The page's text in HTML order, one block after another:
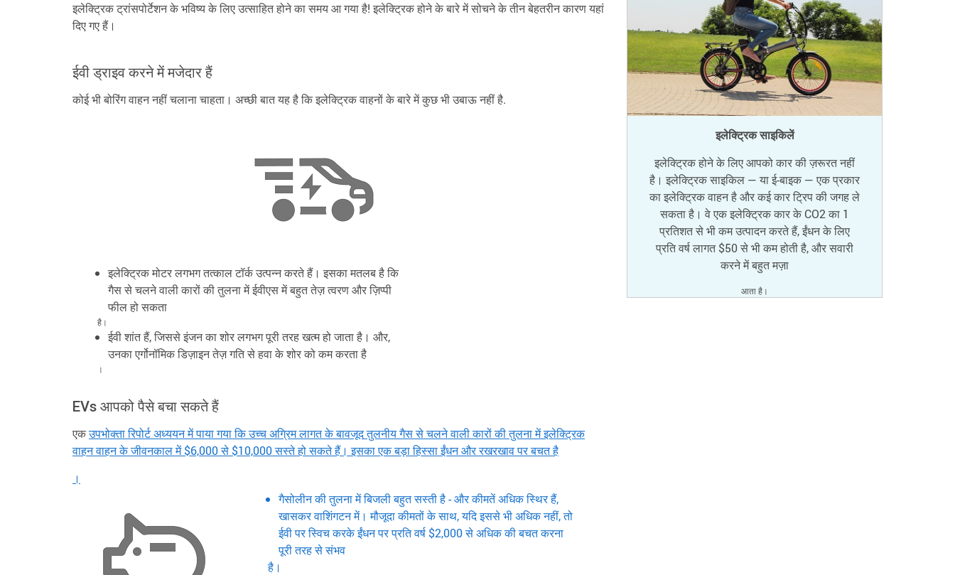
इलेक्ट्रिक ट्रांसपोर्टेशन के भविष्य के लिए उत्साहित होने का समय आ गया है! इलेक्ट्रिक होने के बारे में सोचने के तीन बेहतरीन कारण यहां
दिए गए हैं।
ईवी ड्राइव करने में मजेदार हैं
कोई भी बोरिंग वाहन नहीं चलाना चाहता। अच्छी बात यह है कि इलेक्ट्रिक वाहनों के बारे में कुछ भी उबाऊ नहीं है.
इलेक्ट्रिक मोटर लगभग तत्काल टॉर्क उत्पन्न करते हैं। इसका मतलब है कि
गैस से चलने वाली कारों की तुलना में ईवीएस में बहुत तेज़ त्वरण और ज़िप्पी
फील हो सकता
है।
ईवी शांत हैं, जिससे इंजन का शोर लगभग पूरी तरह खत्म हो जाता है। और,
उनका एर्गोनॉमिक डिज़ाइन तेज़ गति से हवा के शोर को कम करता है
।
EVs आपको पैसे बचा सकते हैं
एकउपभोक्ता रिपोर्ट अध्ययन में पाया गया कि उच्च अग्रिम लागत के बावजूद तुलनीय गैस से चलने वाली कारों की तुलना में इलेक्ट्रिक
वाहन वाहन के जीवनकाल में $6,000 से $10,000 सस्ते हो सकते हैं। इसका एक बड़ा हिस्सा ईंधन और रखरखाव पर बचत है
।
गैसोलीन की तुलना में बिजली बहुत सस्ती है - और कीमतें अधिक स्थिर हैं,
खासकर वाशिंगटन में। मौजूदा कीमतों के साथ, यदि इससे भी अधिक नहीं, तो
ईवी पर स्विच करके ईंधन पर प्रति वर्ष $2,000 से अधिक की बचत करना
पूरी तरह से संभव
है।
इलेक्ट्रिक साइकिलें
इलेक्ट्रिक होने के लिए आपको कार की ज़रूरत नहीं
है। इलेक्ट्रिक साइकिल — या ई-बाइक — एक प्रकार
का इलेक्ट्रिक वाहन है और कई कार ट्रिप की जगह ले
सकता है। वे एक इलेक्ट्रिक कार के CO2 का 1
प्रतिशत से भी कम उत्पादन करते हैं, ईंधन के लिए
प्रति वर्ष लागत $50 से भी कम होती है, और सवारी
करने में बहुत मज़ा
आता है।